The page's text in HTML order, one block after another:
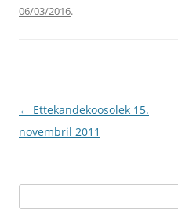
06/03/2016.
Postituste
töölaud
← Ettekandekoosolek 15.
novembril 2011